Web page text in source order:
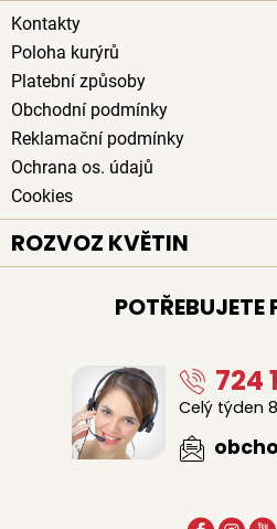
Kontakty
Poloha kurýrů
Platební způsoby
Obchodní podmínky
Reklamační podmínky
Ochrana os. údajů
Cookies
ROZVOZ KVĚTIN
Rozvoz květin po celé ČR
Doručení květin zdarma
Sledujte kurýra při doručení
Naši lidé na doručení květin
Odkud květiny rozvážíme
POTŘEBUJETE
724
Celý týden